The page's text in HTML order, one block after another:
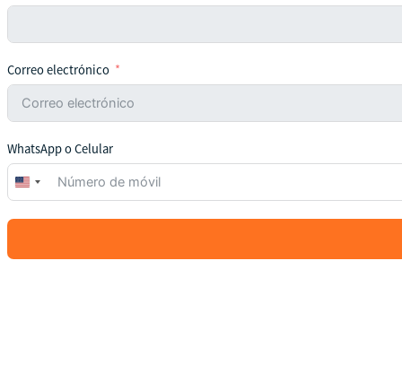
Correo electrónico
WhatsApp o Celular
United
States
+1